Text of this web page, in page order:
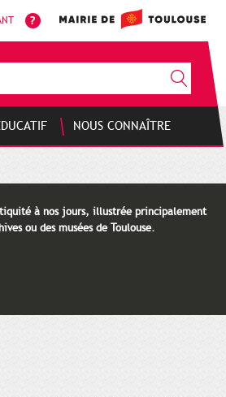
NOUS CONNAÎTRE
à nos jours, illustrée principalement
ou des musées de Toulouse.